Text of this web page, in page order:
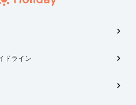
ドライン